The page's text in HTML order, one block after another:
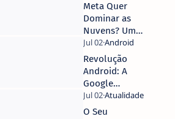
Meta Quer
Dominar as
Nuvens? Um
Novo Gigante
na Corrida da
Cloud!
Revolução
Android: A
Google
Permite
Agora
O Seu